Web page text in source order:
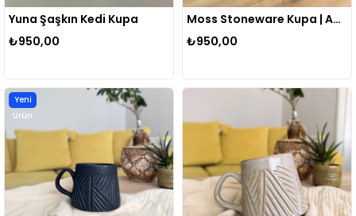
Yuna Şaşkın Kedi Kupa
₺950,00
Moss Stoneware Kupa | Adaçayı Yeşili
₺950,00
Yeni
Ürün